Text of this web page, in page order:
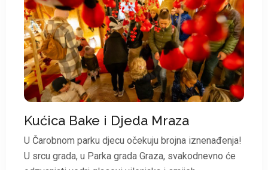
Kućica Bake i Djeda Mraza
U Čarobnom parku djecu očekuju brojna iznenađenja!
U srcu grada, u Parka grada Graza, svakodnevno će
*